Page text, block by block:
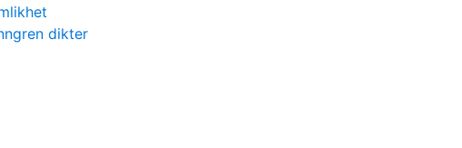
dikter